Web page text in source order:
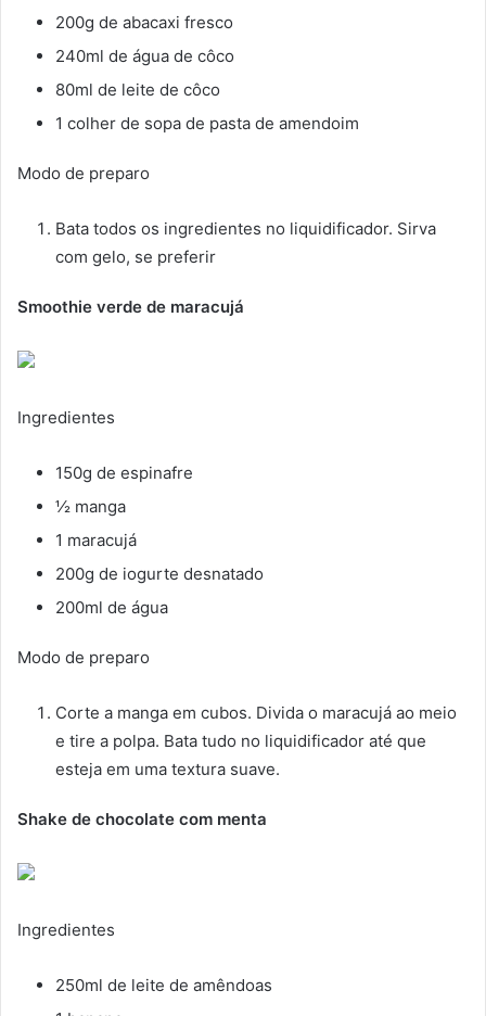
200g de abacaxi fresco
240ml de água de côco
80ml de leite de côco
1 colher de sopa de pasta de amendoim
Modo de preparo
Bata todos os ingredientes no liquidificador. Sirva
com gelo, se preferir
Smoothie verde de maracujá
Ingredientes
150g de espinafre
½ manga
1 maracujá
200g de iogurte desnatado
200ml de água
Modo de preparo
Corte a manga em cubos. Divida o maracujá ao meio
e tire a polpa. Bata tudo no liquidificador até que
esteja em uma textura suave.
Shake de chocolate com menta
Ingredientes
250ml de leite de amêndoas